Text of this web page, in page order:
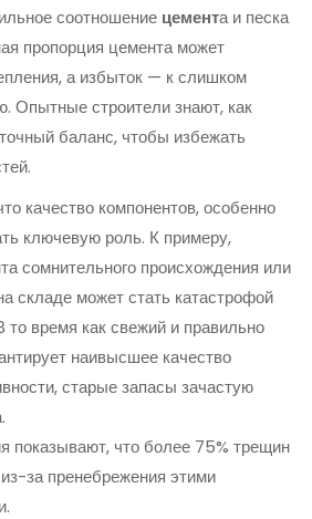
соотношение цемента и песка
пропорция цемента может
а избыток — к слишком
Опытные строители знают, как
баланс, чтобы избежать
качество компонентов, особенно
ключевую роль. К примеру,
сомнительного происхождения или
складе может стать катастрофой
то время как свежий и правильно
наивысшее качество
старые запасы зачастую
показывают, что более 75% трещин
за пренебрежения этими